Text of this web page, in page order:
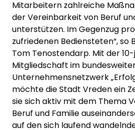
Mitarbeitern zahlreiche
der Vereinbarkeit von Beruf
unterstützen. Im Gegenzug
zufriedenen Bediensteten“, so
Tom Tenostendarp. Mit der
Mitgliedschaft im
Unternehmensnetzwerk
möchte die Stadt Vreden ein
sie sich aktiv mit dem Thema
Beruf und Familie
auf den sich laufend